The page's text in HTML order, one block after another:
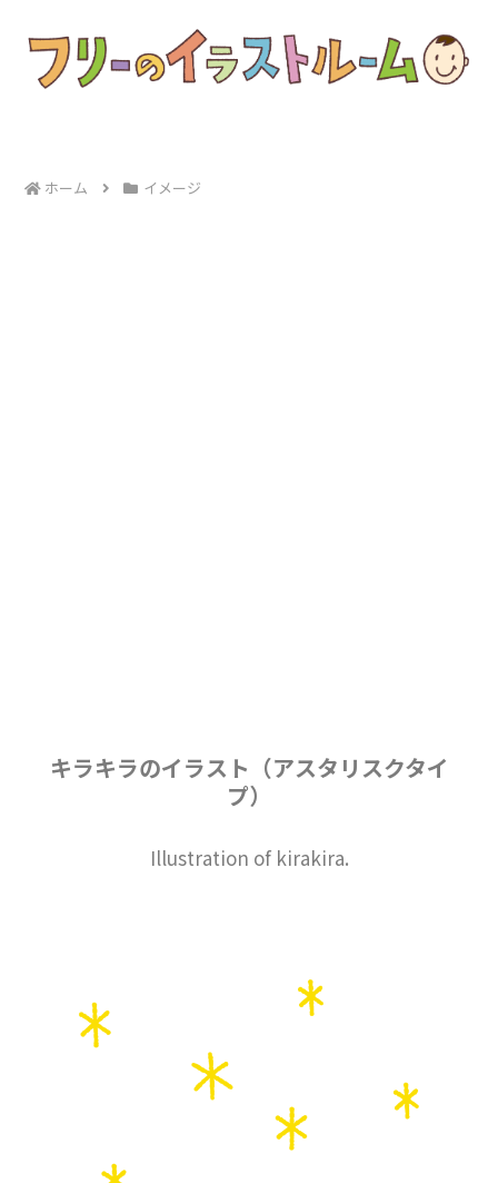
ホーム イメージ
キラキラのイラスト（アスタリスクタイ
プ）
Illustration of kirakira.